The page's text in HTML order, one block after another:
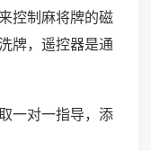
控制麻将牌的磁
牌，遥控器是通
一对一指导，添